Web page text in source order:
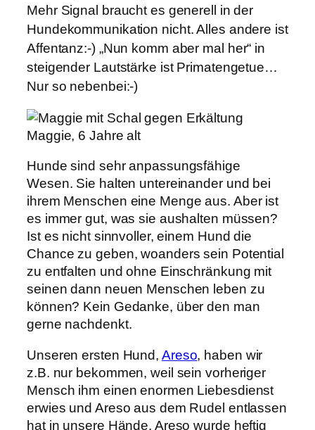
Mehr Signal braucht es generell in der
Hundekommunikation nicht. Alles andere ist
Affentanz:-) „Nun komm aber mal her“ in
steigender Lautstärke ist Primatengetue…
Nur so nebenbei:-)
Maggie, 6 Jahre alt
Hunde sind sehr anpassungsfähige
Wesen. Sie halten untereinander und bei
ihrem Menschen eine Menge aus. Aber ist
es immer gut, was sie aushalten müssen?
Ist es nicht sinnvoller, einem Hund die
Chance zu geben, woanders sein Potential
zu entfalten und ohne Einschränkung mit
seinen dann neuen Menschen leben zu
können? Kein Gedanke, über den man
gerne nachdenkt.
Unseren ersten Hund, Areso, haben wir
z.B. nur bekommen, weil sein vorheriger
Mensch ihm einen enormen Liebesdienst
erwies und Areso aus dem Rudel entlassen
hat in unsere Hände. Areso wurde heftig